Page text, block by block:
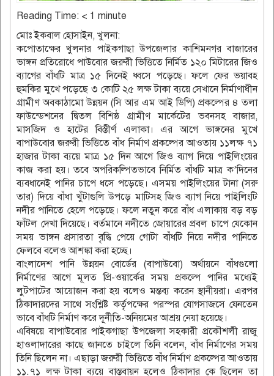
Reading Time: < 1 minute
মোঃ ইকবাল হোসাইন, খুলনা:
কপোতাক্ষের খুলনার পাইকগাছা উপজেলার কাশিমনগর বাজারের
ভাঙ্গন প্রতিরোধে পাউবোর জরুরী ভিত্তিতে নির্মিত ১২০ মিটারের জিও
ব্যাগের বাঁধটি মাত্র ১৫ দিনেই ধ্বসে পড়েছে। ফলে ফের ভয়াবহ
হুমকির মুখে পড়েছে ৩ কোটি ২৫ লক্ষ টাকা ব্যয়ে সেখানে নির্মাণাধীন
গ্রামীণ অবকাঠামো উন্নয়ন (সি আর এম আই ডিপি) প্রকল্পের ৪ তলা
ফাউন্ডেশনের দ্বিতল বিশিষ্ঠ গ্রামীণ মার্কেটের ভবনসহ বাজার,
মাসজিদ ও হাটের বিস্তীর্ণ এলাকা। এর আগে ভাঙ্গনের মুখে
বাপাউবোর জরুরী ভিত্তিতে বাঁধ নির্মাণ প্রকল্পের আওতায় ১১লক্ষ ৭১
হাজার টাকা ব্যয়ে মাত্র ১৫ দিন আগে জিও ব্যাগ দিয়ে পাইলিংয়ের
কাজ করা হয়। তবে অপরিকল্পিতভাবে নির্মিত বাঁধটি মাত্র ক’দিনের
ব্যবধানেই পানির চাপে ধসে পড়েছে। এসময় পাইলিংয়ের টানা (সরু
তার) দিয়ে বাঁধা খুঁটাগুলি উপড়ে মাটিসহ জিও ব্যাগ নিয়ে পাইলিংটি
নদীর পানিতে হেলে পড়েছে। ফলে নতুন করে বাঁধ এলাকায় বড় বড়
ফাঁটল দেখা দিয়েছে। বর্তমানে নদীতে জোয়ারের প্রবল চাপে যেকোন
সময় ভাঙ্গন প্রসারতা বৃদ্ধি পেয়ে গোটা বাঁধটি নিয়ে নদীর পানিতে
ফেলবে বলেও আশঙ্কা করা হচ্ছে।
বাংলাদেশ পানি উন্নয়ন বোর্ডের (বাপাউবো) অর্থায়নে বাঁধগুলো
নির্মাণের আগে মূলত প্রি-ওয়ার্কের সময় প্রকল্পে পানির মধ্যেই
লুটপাটের আয়োজন করা হয় বলেও মন্তব্য করেন স্থানীয়রা। এরপর
ঠিকাদারদের সাথে সংশ্লিষ্ট কর্তৃপক্ষের পরস্পর যোগসাজসে যেনতেন
ভাবে বাঁধটি নির্মাণ করে দূর্নীতি-অনিয়মের আশ্রয় নেয়া হয়েছে।
এবিষয়ে বাপাউবোর পাইকগাছা উপজেলা সহকারী প্রকৌশলী রাজু
হাওলাদারের কাছে জানতে চাইলে তিনি বলেন, বাঁধ নির্মাণের সময়
তিনি ছিলেন না। এছাড়া জরুরী ভিত্তিতে বাঁধ নির্মাণ প্রকল্পের আওতায়
১১.৭১ লক্ষ টাকা ব্যয়ে বাস্তবায়ন হলেও ঠিকাদার কে ছিলেন তা